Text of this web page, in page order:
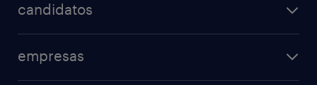
candidatos
empresas